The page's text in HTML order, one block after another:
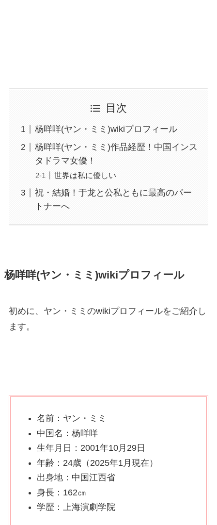
目次
杨咩咩(ヤン・ミミ)wikiプロフィール
杨咩咩(ヤン・ミミ)作品経歴！中国インス
タドラマ女優！
世界は私に優しい
祝・結婚！于龙と公私ともに最高のパー
トナーへ
杨咩咩(ヤン・ミミ)wikiプロフィール
初めに、ヤン・ミミのwikiプロフィールをご紹介し
ます。
名前：ヤン・ミミ
中国名：杨咩咩
生年月日：2001年10月29日
年齢：24歳（2025年1月現在）
出身地：中国江西省
身長：162㎝
学歴：上海演劇学院